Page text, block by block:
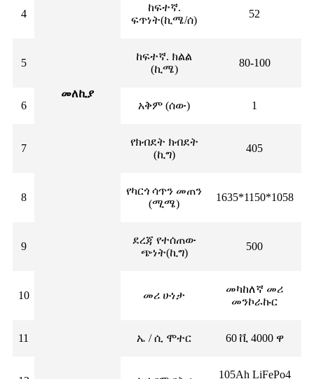
መለኪያ
4
ከፍተኛ.
ፍጥነት(ኪሜ/ሰ)
52
5
ከፍተኛ. ክልል
(ኪሜ)
80-100
6 አቅም (ሰው) 1
7
የክብደት ክብደት
(ኪግ)
405
8
የካርጎ ሳጥን መጠን
(ሚሜ)
1635*1150*1058
9
ደረጃ የተሰጠው
ጭነት(ኪግ)
500
10 መሪ ሁነታ
መካከለኛ መሪ
መንኮራኩር
11 ኤ / ሲ ሞተር 60 ቪ 4000 ዋ
105Ah LiFePo4